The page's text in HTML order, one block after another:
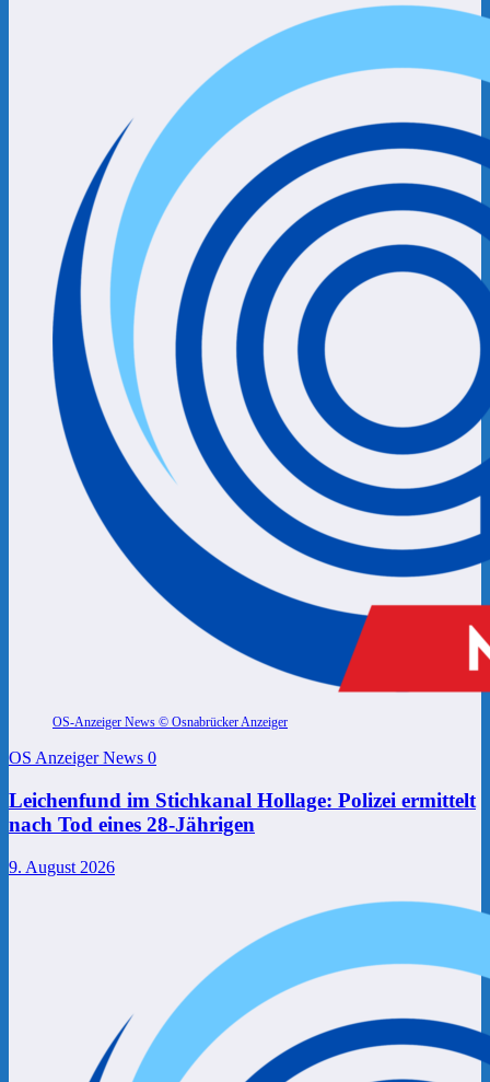
OS-Anzeiger News © Osnabrücker Anzeiger
OS Anzeiger News 0
Leichenfund im Stichkanal Hollage: Polizei ermittelt
nach Tod eines 28-Jährigen
9. August 2026